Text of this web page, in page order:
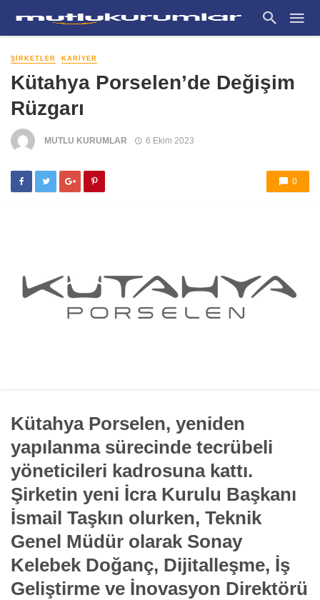
ŞIRKETLER KARIYER
Kütahya Porselen’de Değişim
Rüzgarı
MUTLU KURUMLAR 6 Ekim 2023
0
Kütahya Porselen, yeniden
yapılanma sürecinde tecrübeli
yöneticileri kadrosuna kattı.
Şirketin yeni İcra Kurulu Başkanı
İsmail Taşkın olurken, Teknik
Genel Müdür olarak Sonay
Kelebek Doğanç, Dijitalleşme, İş
Geliştirme ve İnovasyon Direktörü